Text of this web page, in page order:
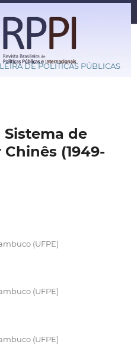
DE POLÍTICAS PÚBLICAS
de
(1949-
(UFPE)
(UFPE)
(UFPE)